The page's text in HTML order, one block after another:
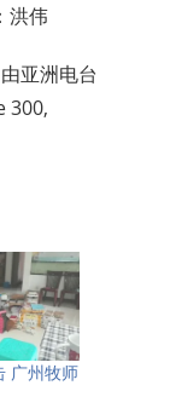
洪伟
亚洲电台
300,
广州牧师